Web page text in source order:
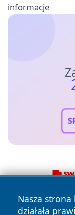
informacje
Nasza
działała